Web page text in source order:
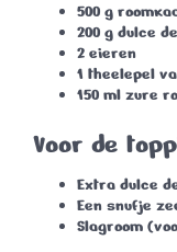
500 g
200 g dulce
2 eieren
1 theelepel
150 ml zure
Voor de
Extra dulce
Een snufje
Slagroom